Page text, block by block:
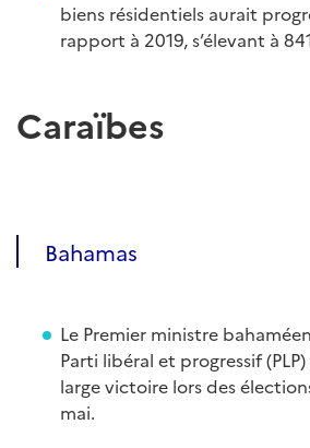
biens résidentiels aurait
rapport à 2019, s’élevant à
Caraïbes
Bahamas
Le Premier ministre
Parti libéral et progressif
large victoire lors des
mai.